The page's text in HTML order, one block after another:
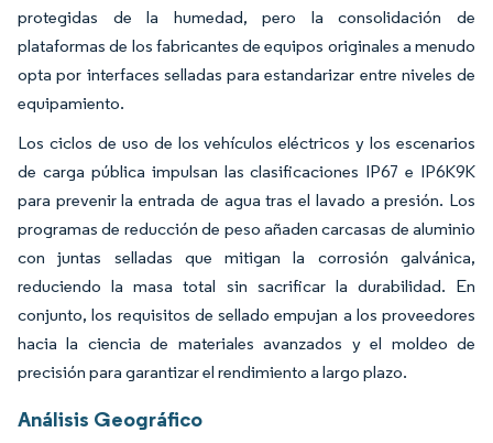
protegidas de la humedad, pero la consolidación de
plataformas de los fabricantes de equipos originales a menudo
opta por interfaces selladas para estandarizar entre niveles de
equipamiento.
Los ciclos de uso de los vehículos eléctricos y los escenarios
de carga pública impulsan las clasificaciones IP67 e IP6K9K
para prevenir la entrada de agua tras el lavado a presión. Los
programas de reducción de peso añaden carcasas de aluminio
con juntas selladas que mitigan la corrosión galvánica,
reduciendo la masa total sin sacrificar la durabilidad. En
conjunto, los requisitos de sellado empujan a los proveedores
hacia la ciencia de materiales avanzados y el moldeo de
precisión para garantizar el rendimiento a largo plazo.
Análisis Geográfico